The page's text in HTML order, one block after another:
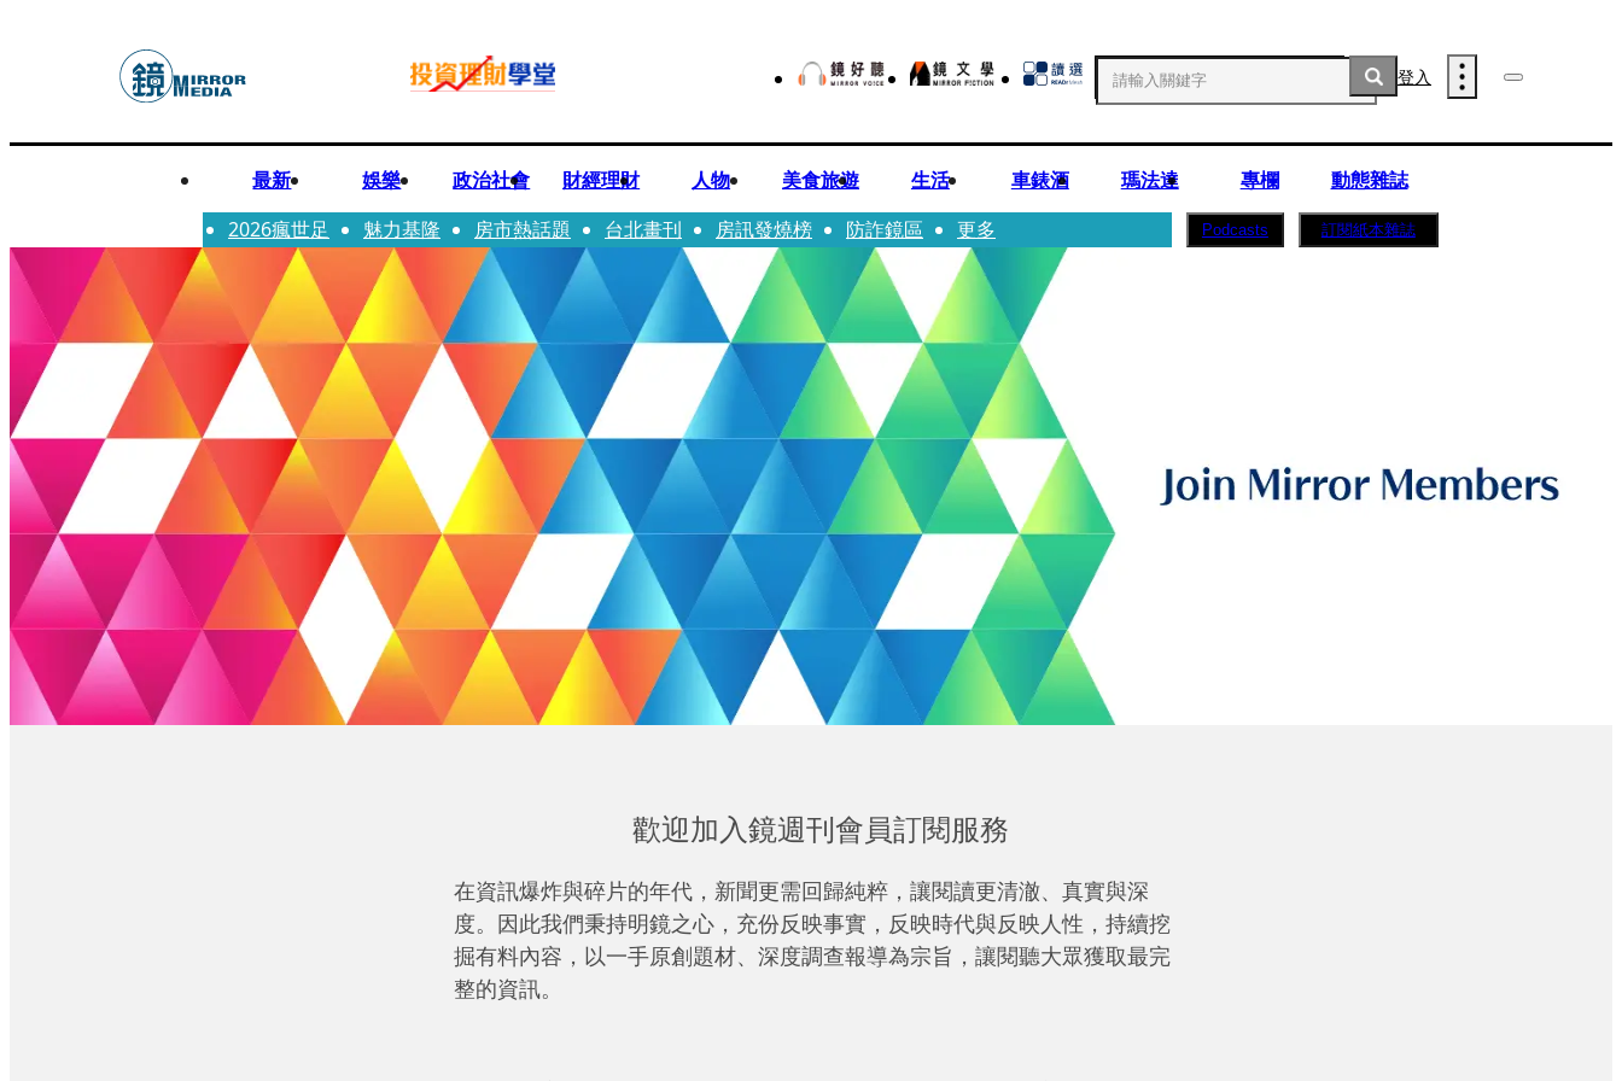
登入
最新 娛樂 政治社會 財經理財 人物 美食旅遊 生活 車錶酒 瑪法達 專欄
動態雜誌
2026瘋世足
魅力基隆 房市熱話題 台北畫刊 房訊發燒榜 防詐鏡區 更多 Podcasts 訂閱紙本雜誌
歡迎加入鏡週刊會員訂閱服務
在資訊爆炸與碎片的年代，新聞更需回歸純粹，讓閱讀更清澈、真實與深
度。因此我們秉持明鏡之心，充份反映事實，反映時代與反映人性，持續挖
掘有料內容，以一手原創題材、深度調查報導為宗旨，讓閱聽大眾獲取最完
整的資訊。